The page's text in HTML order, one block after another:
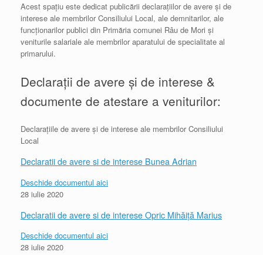
Acest spațiu este dedicat publicării declarațiilor de avere și de
interese ale membrilor Consiliului Local, ale demnitarilor, ale
funcționarilor publici din Primăria comunei Râu de Mori și
veniturile salariale ale membrilor aparatului de specialitate al
primarului.
Declarații de avere și de interese &
documente de atestare a veniturilor:
Declarațiile de avere și de interese ale membrilor Consiliului
Local
Declaratii de avere si de interese Bunea Adrian
Deschide documentul aici
28 iulie 2020
Declaratii de avere si de interese Opric Mihăiță Marius
Deschide documentul aici
28 iulie 2020